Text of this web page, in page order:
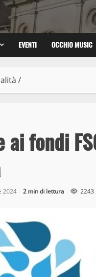
EVENTI OCCHIO MUSIC
/
ai fondi
2024 2 min di lettura 2243